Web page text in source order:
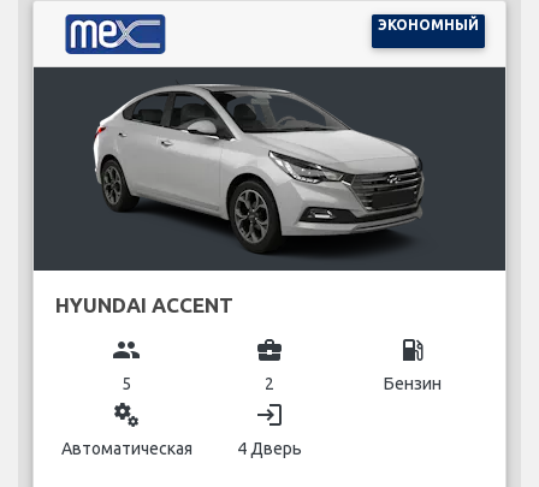
ЭКОНОМНЫЙ
HYUNDAI ACCENT
group
5
business_center
2
local_gas_station
Бензин
miscellaneous_services
Автоматическая
login
4 Дверь